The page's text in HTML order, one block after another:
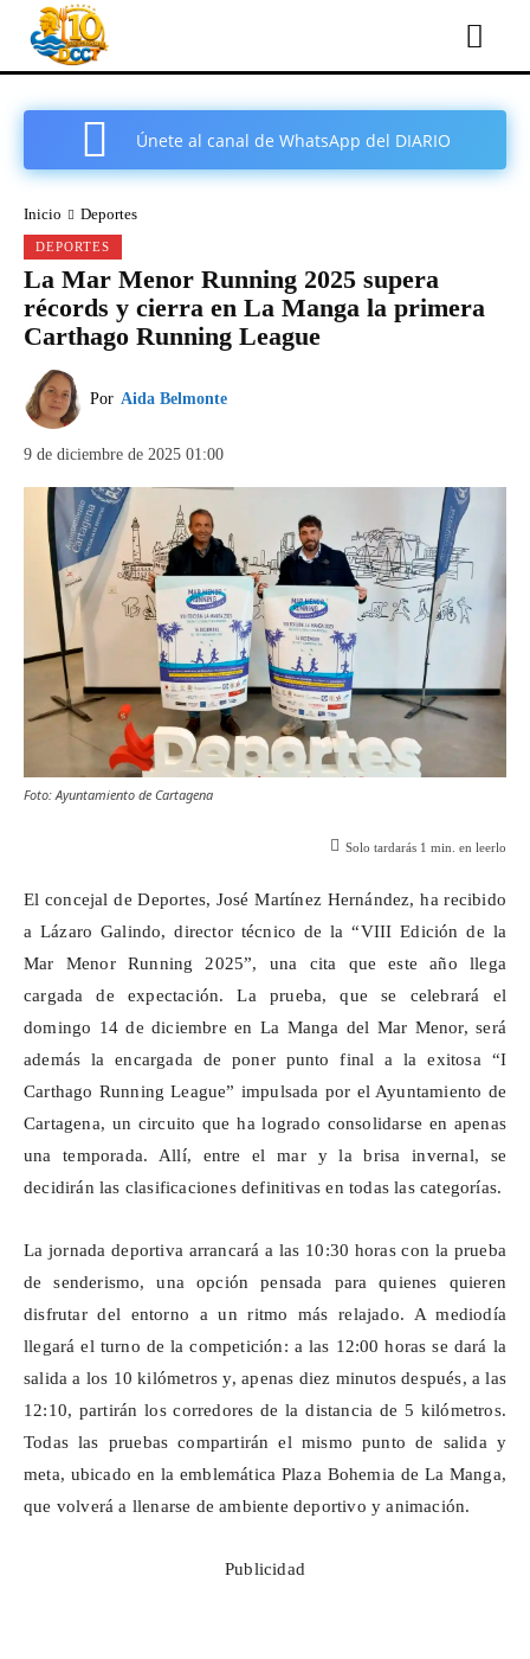
Únete al canal de WhatsApp del DIARIO
Inicio Deportes
DEPORTES
La Mar Menor Running 2025 supera
récords y cierra en La Manga la primera
Carthago Running League
Por Aida Belmonte
9 de diciembre de 2025 01:00
Foto: Ayuntamiento de Cartagena
Solo tardarás 1 min. en leerlo
El concejal de Deportes, José Martínez Hernández, ha recibido
a Lázaro Galindo, director técnico de la “VIII Edición de la
Mar Menor Running 2025”, una cita que este año llega
cargada de expectación. La prueba, que se celebrará el
domingo 14 de diciembre en La Manga del Mar Menor, será
además la encargada de poner punto final a la exitosa “I
Carthago Running League” impulsada por el Ayuntamiento de
Cartagena, un circuito que ha logrado consolidarse en apenas
una temporada. Allí, entre el mar y la brisa invernal, se
decidirán las clasificaciones definitivas en todas las categorías.
La jornada deportiva arrancará a las 10:30 horas con la prueba
de senderismo, una opción pensada para quienes quieren
disfrutar del entorno a un ritmo más relajado. A mediodía
llegará el turno de la competición: a las 12:00 horas se dará la
salida a los 10 kilómetros y, apenas diez minutos después, a las
12:10, partirán los corredores de la distancia de 5 kilómetros.
Todas las pruebas compartirán el mismo punto de salida y
meta, ubicado en la emblemática Plaza Bohemia de La Manga,
que volverá a llenarse de ambiente deportivo y animación.
Publicidad